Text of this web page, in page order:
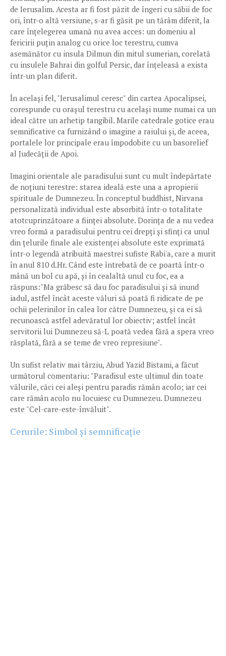
de Ierusalim. Acesta ar fi fost păzit de îngeri cu săbii de foc
ori, într-o altă versiune, s-ar fi găsit pe un tărâm diferit, la
care înțelegerea umană nu avea acces: un domeniu al
fericirii puțin analog cu orice loc terestru, cumva
asemănător cu insula Dilmun din mitul sumerian, corelată
cu insulele Bahrai din golful Persic, dar înțeleasă a exista
într-un plan diferit.
În același fel, "Ierusalimul ceresc" din cartea Apocalipsei,
corespunde cu orașul terestru cu același nume numai ca un
ideal către un arhetip tangibil. Marile catedrale gotice erau
semnificative ca furnizând o imagine a raiului și, de aceea,
portalele lor principale erau împodobite cu un basorelief
al Judecății de Apoi.
Imagini orientale ale paradisului sunt cu mult îndepărtate
de noțiuni terestre: starea ideală este una a apropierii
spirituale de Dumnezeu. În conceptul buddhist, Nirvana
personalizată individual este absorbită într-o totalitate
atotcuprinzătoare a ființei absolute. Dorința de a nu vedea
vreo formă a paradisului pentru cei drepți și sfinți ca unul
din țelurile finale ale existenței absolute este exprimată
într-o legendă atribuită maestrei sufiste Rabi'a, care a murit
în anul 810 d.Hr. Când este întrebată de ce poartă într-o
mână un bol cu apă, și în cealaltă unul cu foc, ea a
răspuns:"Ma grăbesc să dau foc paradisului și să inund
iadul, astfel încât aceste văluri să poată fi ridicate de pe
ochii pelerinilor în calea lor către Dumnezeu, și ca ei să
recunoască astfel adevăratul lor obiectiv; astfel încât
servitorii lui Dumnezeu să-L poată vedea fără a spera vreo
răsplată, fără a se teme de vreo represiune".
Un sufist relativ mai târziu, Abud Yazid Bistami, a făcut
următorul comentariu: "Paradisul este ultimul din toate
vălurile, căci cei aleși pentru paradis rămân acolo; iar cei
care rămân acolo nu locuiesc cu Dumnezeu. Dumnezeu
este "Cel-care-este-învăluit".
Cerurile: Simbol și semnificație